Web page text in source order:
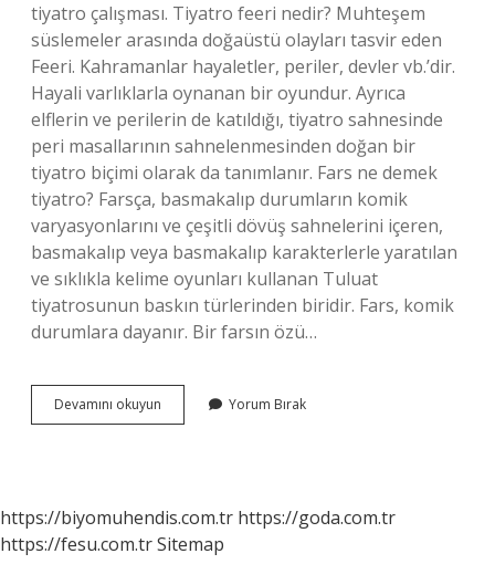
tiyatro çalışması. Tiyatro feeri nedir? Muhteşem
süslemeler arasında doğaüstü olayları tasvir eden
Feeri. Kahramanlar hayaletler, periler, devler vb.’dir.
Hayali varlıklarla oynanan bir oyundur. Ayrıca
elflerin ve perilerin de katıldığı, tiyatro sahnesinde
peri masallarının sahnelenmesinden doğan bir
tiyatro biçimi olarak da tanımlanır. Fars ne demek
tiyatro? Farsça, basmakalıp durumların komik
varyasyonlarını ve çeşitli dövüş sahnelerini içeren,
basmakalıp veya basmakalıp karakterlerle yaratılan
ve sıklıkla kelime oyunları kullanan Tuluat
tiyatrosunun baskın türlerinden biridir. Fars, komik
durumlara dayanır. Bir farsın özü…
Devamını okuyun
Ne
Yorum Bırak
https://biyomuhendis.com.tr https://goda.com.tr
https://fesu.com.trSitemap